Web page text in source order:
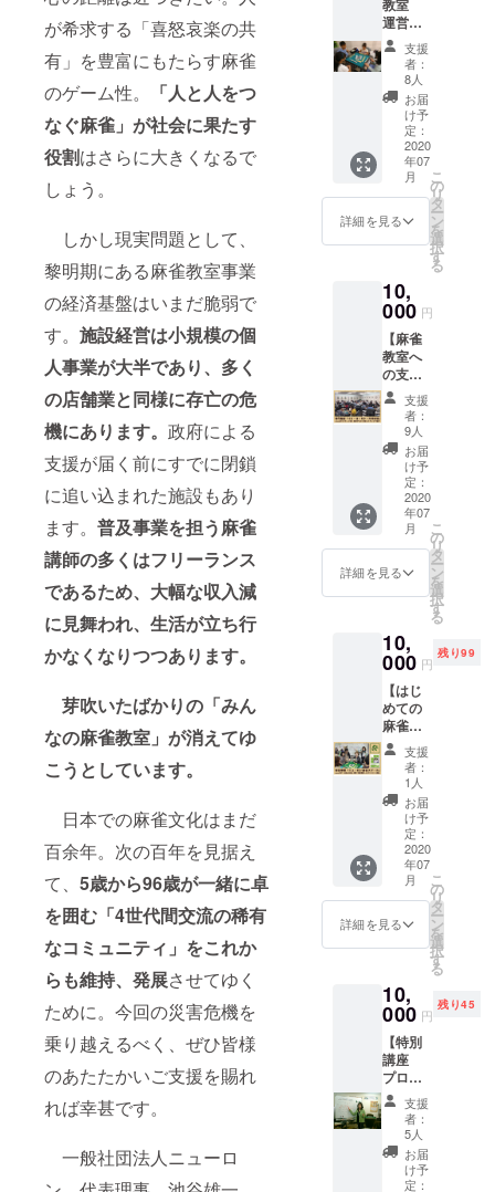
が希求する「喜怒哀楽の共
有」を豊富にもたらす麻雀
のゲーム性。
「人と人をつ
なぐ麻雀」が社会に果たす
役割はさらに大きくなるで
しょう。
しかし現実問題として、
黎明期にある麻雀教室事業
の経済基盤はいまだ脆弱で
す。 施設経営は小規模の個
人事業が大半であり、多く
の店舗業と同様に存亡の危
機にあります。 政府による
支援が届く前にすでに閉鎖
に追い込まれた施設もあり
ます。 普及事業を担う麻雀
講師の多くはフリーランス
であるため、大幅な収入減
に見舞われ、生活が立ち行
かなくなりつつあります。
芽吹いたばかりの「みん
なの麻雀教室」が消えてゆ
こうとしています。
日本での麻雀文化はまだ
百余年。次の百年を見据え
て、 5歳から96歳が一緒に卓
を囲む「4世代間交流の稀有
なコミュニティ」をこれか
らも維持、発展させてゆく
ために。今回の災害危機を
乗り越えるべく、ぜひ皆様
のあたたかいご支援を賜れ
れば幸甚です。
一般社団法人ニューロ
渡し期
間：
2020/7/
2020/11
/30）
1997o
ffice@g
mail.co
m より
メール
にて送
ります
（2020
年7月
中） ★
ご希望
オリジ
ナルマ
呈。受
け渡し
は
ニュー
ロン麻
雀ス
クール
専門施
設にて
（受け
渡し期
間：
2020/7/
2020/11
方。受
講に際
しては
弊社会
員登録
（登録
費・年
会費な
し）が
必要で
す。 ★
参加を
希望す
を1つ選
備考欄
に記載
くださ
い【川
崎校
大井町
校 赤
羽校
錦糸町
校】
（チ
ケット
有効期
間：
2020/7/
2020/11
/30） ※
neuron
1997o
ffice@g
mail.co
m より
メール
にて開
催日程
をご案
内しま
す。候
補日程
より選
択して
ご予約
い。
があり
ます。
他に一
般会員
（保護
者）と
一緒に
受講で
きる環
境を専
門施設
12校で
常時提
の福祉
事業を
守り、
さらに
他の地
域にも
広げて
ゆくた
めにご
支援を
お願い
致しま
す。 ★
お名前
を公式
サイト
および
て頂き
ます。
掲載希
望のお
名前を
備考欄
にご記
載くだ
さい。
また、
匿名希
望の方
はその
旨を備
考欄へ
下さい
ますよ
ます
（掲示
開始：
2020/7/
1-） ★
お礼状
（pdf）
を弊社
事務局
neuron
1997o
教室
運営ボ
ラン
ティア
体験】
東京の
大井町
校、ま
たは大
阪校の
子供専
用講座
にて3時
間～5時
間、運
ンティ
アを体
験いた
だきま
す。対
象は基
本的な
ルール
を理解
し、点
数計算
がだい
たい出
来る
方。 ★
運営ボ
ラン
場にて
オリジ
ナルマ
グカッ
プを進
呈（対
象期
間：
2020/7/
1-
2020/11
/30） ※
弊社事
務局
neuron
1997o
ffice@g
mail.co
にて東
京大井
町校と
大阪校
の候補
日程を
提示し
ます。
会場と
日時を
選択し
支援
者：
8人
お届
け予
定：
2020
年07
月
詳細を見る
こ
の
リ
タ
ー
ン
を
選
択
す
る
10,
000 円
【麻雀
教室へ
の支援
金】
2018年
度より
イトー
ヨーカ
ドーや
丸井な
どの大
型商業
施設へ
出店。
過去百
年の麻
り巻く
環境、
社会で
の立ち
位置か
ら脱却
し、子
供でも
安心し
て通え
るよう
な、よ
り広く
社会に
認知さ
れうる
業態へ
新的な
アプ
ローチ
で社会
に根を
張り巡
らせよ
うとし
ていま
す。麻
雀文化
の未来
支援
者：
9人
お届
け予
定：
2020
年07
月
詳細を見る
こ
の
リ
タ
ー
ン
を
選
択
す
る
10,
000 円
残り99
【はじ
めての
麻雀教
室 中
級コー
ス体
験】プ
ロ講師
のサ
ポート
付でい
ろんな
人と対
局を楽
しむ
コース
「3時間
チケッ
ト×5枚
＋オリ
ジナル
マグ
カッ
プ」を
ご予約
いただ
いた校
舎にて
支援
者：
1人
お届
け予
定：
2020
年07
月
詳細を見る
こ
の
リ
タ
ー
ン
を
選
択
す
る
10,
000 円
残り45
【特別
講座
プロ講
師によ
るマン
ツーマ
ンレッ
スン90
分】事
支援
者：
5人
お届
け予
定：